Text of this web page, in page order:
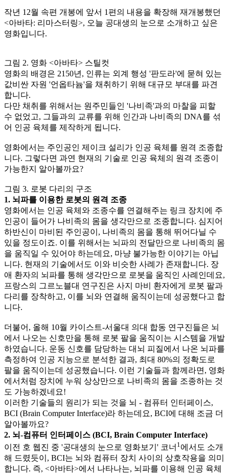
작년 12월 속편 개봉에 앞서 1편의 내용을 확장해 재개봉했던
<아바타: 리마스터링>, 오늘 공대생의 눈으로 소개하고 싶은
영화입니다.
그림 2. 영화 <아바타> 스틸컷
영화의 배경은 2150년, 인류는 외계 행성 '판도라'에 묻혀 있는
값비싼 자원 '언옵타늄'을 채취하기 위해 대규모 부대를 파견
합니다.
다만 채취를 위해서는 원주민들인 '나비족'과의 마찰을 피할
수 없었고, 그들과의 교류를 위해 인간과 나비족의 DNA를 섞
어 인공 육체를 제작하게 됩니다.
영화에서는 주인공인 제이크 설리가 인공 육체를 원격 조종합
니다. 그렇다면 과연 현재의 기술로 인공 육체의 원격 조종이
가능한지 알아볼까요?
그림 3. 로봇 다리의 구조
1. 뇌파를 이용한 로봇의 원격 조종
영화에서는 인공 육체와 조종수를 연결해주는 링크 장치에 주
인공이 들어가 나비족의 몸을 생각만으로 조종합니다. 심지어
하반신이 마비된 주인공이, 나비족의 몸을 통해 뛰어다닐 수
있을 정도이죠. 이를 위해서는 뇌파의 전달만으로 나비족의 몸
을 움직일 수 있어야 하는데요, 마냥 불가능한 이야기는 아닙
니다. 현재의 기술에서도 이와 비슷한 사례가 존재합니다. 장
애 환자의 뇌파를 통해 생각만으로 로봇을 움직인 사례인데요,
프랑스의 그르노블대 연구진은 사지 마비 환자에게 로봇 팔과
다리를 장착하고, 이를 뇌와 연결해 움직이는데 성공했다고 합
니다.
더불어, 올해 10월 카이스트-서울대 의대 합동 연구진들은 뇌
에서 나오는 신호만을 통해 로봇 팔을 움직이는 시스템을 개발
하였습니다. 운동 신호를 담당하는 대뇌 피질에서 나온 뇌파를
측정하여 인공 지능으로 분석한 결과, 최대 80%의 정확도로
팔을 움직이는데 성공했습니다. 이런 기술들과 함께라면, 영화
에서처럼 장치에 누워 상상만으로 나비족의 몸을 조종하는 것
도 가능하겠네요!
이러한 기술들의 원리가 되는 것을 뇌 - 컴퓨터 인터페이스,
BCI (Brain Computer Interface)라 하는데요, BCI에 대해 조금 더
알아볼까요?
2. 뇌-컴퓨터 인터페이스 (BCI, Brain Computer Interface)
이전 호 웹진 중 '공대생의 눈으로 영화보기' 코너 1 에서도 소개
해 드렸듯이, BCI는 뇌와 컴퓨터 장치 사이의 상호작용을 의미
합니다. 즉, <아바타>에서 나타나는, 뇌파를 이용해 인공 육체